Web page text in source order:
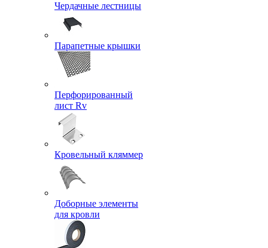
Чердачные лестницы
Парапетные крышки
Перфорированный
лист Rv
Кровельный кляммер
Доборные элементы
для кровли